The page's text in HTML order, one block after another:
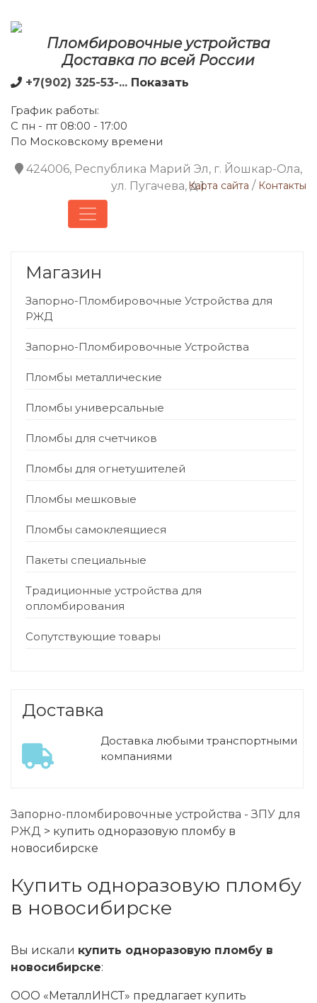
Пломбировочные устройства
Доставка по всей России
+7(902) 325-53-... Показать
График работы:
С пн - пт 08:00 - 17:00
По Московскому времени
424006, Республика Марий Эл, г. Йошкар-Ола,
ул. Пугачева, д.1.Карта сайта / Контакты
Магазин
Запорно-Пломбировочные Устройства для
РЖД
Запорно-Пломбировочные Устройства
Пломбы металлические
Пломбы универсальные
Пломбы для счетчиков
Пломбы для огнетушителей
Пломбы мешковые
Пломбы самоклеящиеся
Пакеты специальные
Традиционные устройства для
опломбирования
Сопутствующие товары
Доставка
Доставка любыми транспортными
компаниями
Запорно-пломбировочные устройства - ЗПУ для
РЖД > купить одноразовую пломбу в
новосибирске
купить одноразовую пломбу
в новосибирске
Вы искали купить одноразовую пломбу в
новосибирске:
ООО «МеталлИНСТ» предлагает купить